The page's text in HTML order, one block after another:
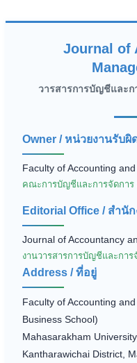
Journal of
วารสารการบัญชีและก
Owner / หน่วยงานรับผิ
Faculty of Accounting
คณะการบัญชีและการจัดกา
Editorial Office / สำนั
Journal of Accountancy
งานวารสารการบัญชีและกา
Address / ที่อยู่
Faculty of Accounting
Business School)
Mahasarakham
Kantharawichai District,